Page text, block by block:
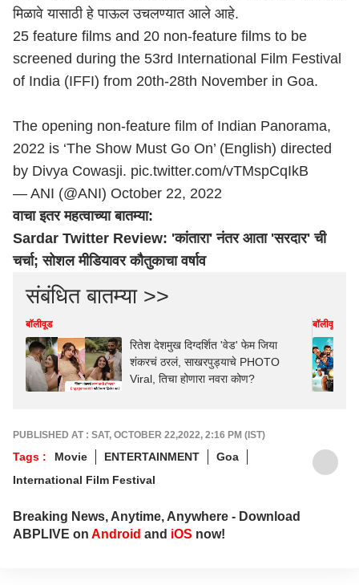
मिळावे यासाठी हे पाऊल उचलण्यात आले आहे.
25 feature films and 20 non-feature films to be
screened during the 53rd International Film Festival
of India (IFFI) from 20th-28th November in Goa.
The opening non-feature film of Indian Panorama,
2022 is ‘The Show Must Go On’ (English) directed
by Divya Cowasji. pic.twitter.com/vTMspCqIkB
— ANI (@ANI) October 22, 2022
वाचा इतर महत्वाच्या बातम्या:
Sardar Twitter Review: 'कांतारा' नंतर आता 'सरदार' ची
चर्चा; सोशल मीडियावर कौतुकाचा वर्षाव
संबंधित बातम्या >>
बॉलीवूड
रितेश देशमुख दिग्दर्शित 'वेड' फेम जिया
शंकरचं ठरलं, साखरपुड्याचे PHOTO
Viral, तिचा होणारा नवरा कोण?
बॉलीवूड
PUBLISHED AT : SAT, OCTOBER 22,2022, 2:16 PM (IST)
Tags : Movie ENTERTAINMENT
Goa
International Film Festival
Breaking News, Anytime, Anywhere - Download
ABPLIVE on Android and iOS now!